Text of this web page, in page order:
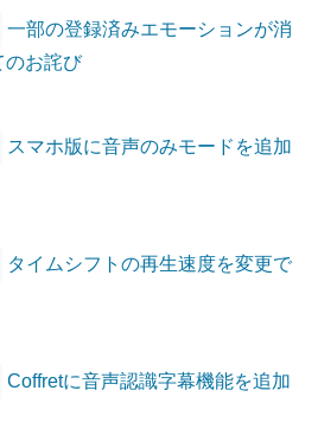
一部の登録済みエモーションが消
のお詫び
スマホ版に音声のみモードを追加
タイムシフトの再生速度を変更で
Coffretに音声認識字幕機能を追加